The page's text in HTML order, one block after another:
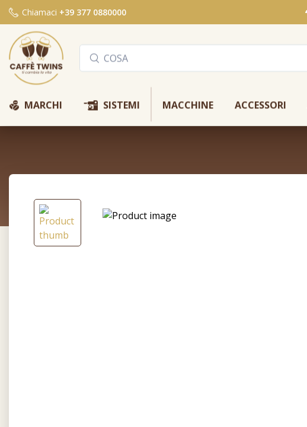
Chiamaci +39 377 0880000
Y MARCHI Q SISTEMI MACCHINE ACCESSORI